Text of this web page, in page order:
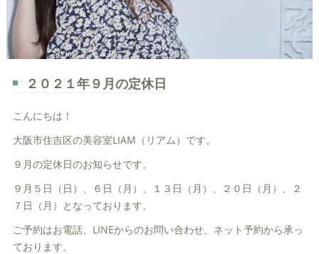
２０２１年９月の定休日
こんにちは！
大阪市住吉区の美容室LIAM（リアム）です。
９月の定休日のお知らせです。
９月５日（日）、６日（月）、１３日（月）、２０日（月）、２
７日（月）となっております。
ご予約はお電話、LINEからのお問い合わせ、ネット予約から承っ
ております。